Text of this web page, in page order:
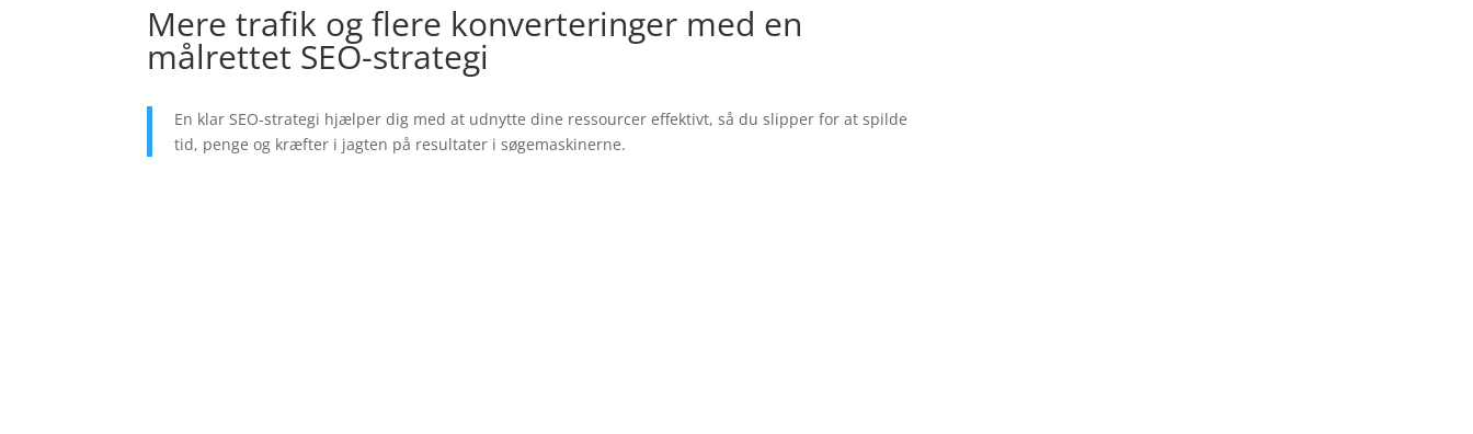
Mere trafik og flere konverteringer med en
målrettet SEO-strategi
En klar SEO-strategi hjælper dig med at udnytte dine ressourcer effektivt, så du slipper for at spilde
tid, penge og kræfter i jagten på resultater i søgemaskinerne.